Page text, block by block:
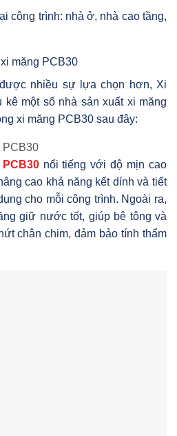
công trình: nhà ở, nhà cao tầng,
măng PCB30
nhiều sự lựa chọn hơn, Xi
kê một số nhà sản xuất xi măng
xi măng PCB30 sau đây:
PCB30
nổi tiếng với độ mịn cao
cao khả năng kết dính và tiết
cho mỗi công trình. Ngoài ra,
giữ nước tốt, giúp bê tông và
chân chim, đảm bảo tính thẩm